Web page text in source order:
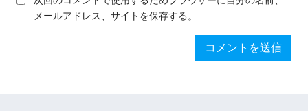
メールアドレス、サイトを保存する。